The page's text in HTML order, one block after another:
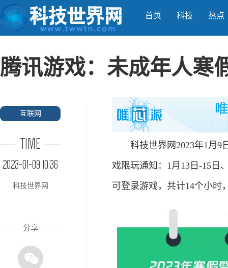
首页 科技 热点
腾讯游戏：未成年人寒
互联网
TIME
2023-01-09 10:36
科技世界网
分享
科技世界网2023年1月9
戏限玩通知：1月13日-15日
可登录游戏，共计14个小时